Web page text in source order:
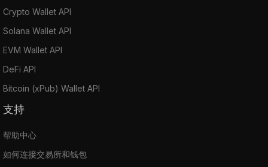
Crypto Wallet API
Solana Wallet API
EVM Wallet API
DeFi API
Bitcoin (xPub) Wallet API
支持
帮助中心
如何连接交易所和钱包